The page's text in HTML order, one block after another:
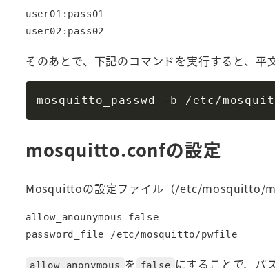
user01:pass01
そのあとで、下記のコマンドを実行すると、平
mosquitto.confの設定
Mosquittoの設定ファイル（/etc/mosquitto/
allow_anounymous false
allow_anonymous を false にすることで、パ